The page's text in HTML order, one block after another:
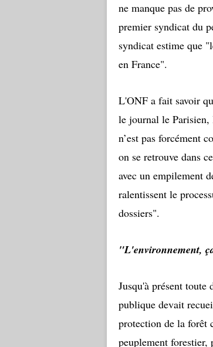
ne manque pas de
premier syndicat du
syndicat estime que
en France".
L'ONF a fait savoir
le journal le
n’est pas forcément
on se retrouve dans
avec un empilement
ralentissent le
dossiers".
"L'environnement,
Jusqu'à présent
publique devait
protection de la forêt
peuplement forestier,